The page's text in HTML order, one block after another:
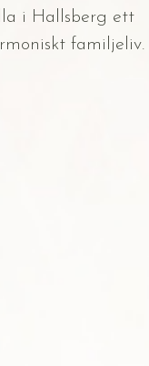
i Hallsberg ett
familjeliv.